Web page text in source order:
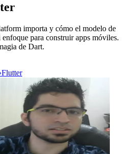
importa y cómo el modelo de
para construir apps móviles.
de Dart.
›Flutter